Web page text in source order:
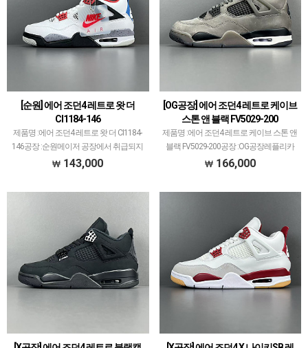
[순원] 에어 조던4 레트로 왓 더
CI1184-146
제품명 :에어 조던4 레트로 왓 더 CI1184-
146공장 :순원메이저 공장에서 취급되지
않는 개체 좋은 제품만 선별했습니다.제품
143,000
[OG공장] 에어 조던4 레트로 케이브
스톤 앤 블랙 FV5029-200
제품명 :에어 조던4 레트로 케이브 스톤 앤
블랙 FV5029-200공장 :OG공장레플리카
신발 공장에서 가장 큰 PK공장만큼 OG공
166,000